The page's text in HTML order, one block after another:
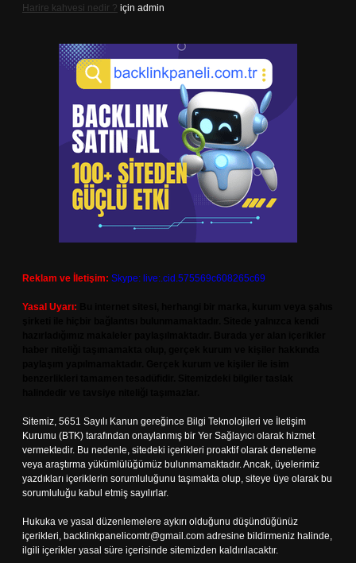
Harire kahvesi nedir ? için admin
Reklam ve İletişim: Skype: live:.cid.575569c608265c69
Yasal Uyarı:
Sitemiz, 5651 Sayılı Kanun gereğince Bilgi Teknolojileri ve İletişim
Kurumu (BTK) tarafından onaylanmış bir Yer Sağlayıcı olarak hizmet
vermektedir. Bu nedenle, sitedeki içerikleri proaktif olarak denetleme
veya araştırma yükümlülüğümüz bulunmamaktadır. Ancak, üyelerimiz
yazdıkları içeriklerin sorumluluğunu taşımakta olup, siteye üye olarak bu
sorumluluğu kabul etmiş sayılırlar.
Hukuka ve yasal düzenlemelere aykırı olduğunu düşündüğünüz
içerikleri, backlinkpanelicomtr@gmail.com adresine bildirmeniz halinde,
ilgili içerikler yasal süre içerisinde sitemizden kaldırılacaktır.